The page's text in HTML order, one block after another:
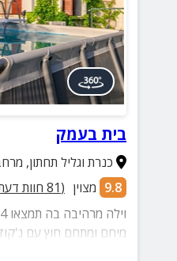
בית בעמק
כנרת וגליל תחתון,
9.8 מצוין (
81 חוות
מיחם ומתחם חוץ עם
פינג פונג ועוד. יש בית